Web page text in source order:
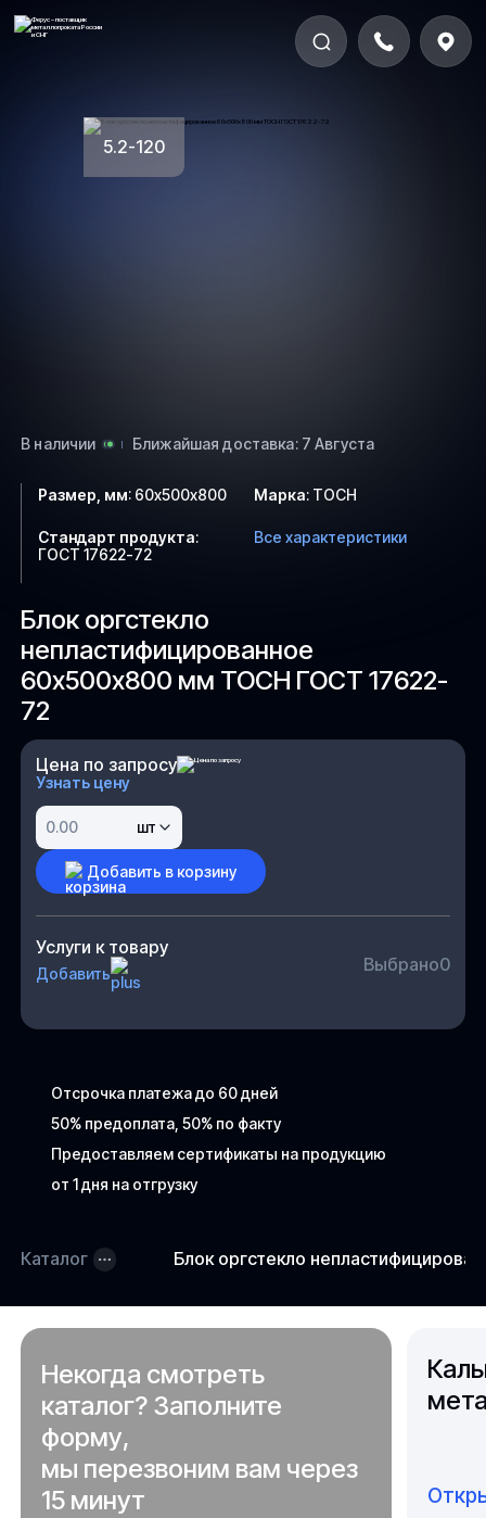
5.2-120
В наличии Ближайшая доставка: 7 Августа
Блок оргстекло
непластифицированное
60х500х800 мм ТОСН ГОСТ 17622-
72
Отсрочка платежа до 60 дней
50% предоплата, 50% по факту
Предоставляем сертификаты на продукцию
от 1 дня на отгрузку
Цена по запросу
Узнать цену
шт
Добавить в корзину
Услуги к товару
Добавить Выбрано0
Размер, мм: 60х500х800 Марка: ТОСН
Стандарт продукта:
ГОСТ 17622-72
Все характеристики
Каталог Блок оргстекло
Некогда смотреть
каталог? Заполните
форму,
мы перезвоним вам через
15 минут